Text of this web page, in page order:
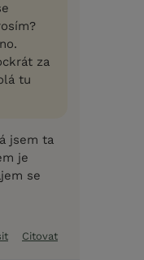
za
tu
jsem ta
je
se
Citovat